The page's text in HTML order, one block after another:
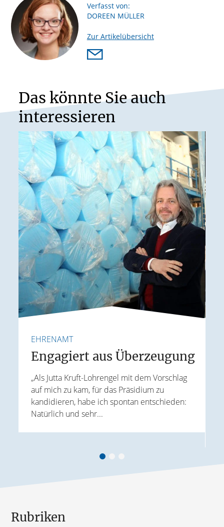
Verfasst von:
DOREEN MÜLLER
Zur Artikelübersicht
Das könnte Sie auch
interessieren
EHRENAMT
Engagiert aus Überzeugung
„Als Jutta Kruft-Lohrengel mit dem Vorschlag
auf mich zu kam, für das Präsidium zu
kandidieren, habe ich spontan entschieden:
Natürlich und sehr...
Rubriken